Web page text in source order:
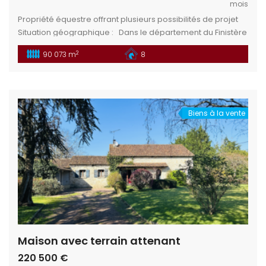
mois
Propriété équestre offrant plusieurs possibilités de projet
Situation géographique : Dans le département du Finistère
(29), en région Bretagne, France, se trouve le charmant
village de Saint-Yvi. Quimper : à environ 13 km, préfecture
90 073 m2 8
Biens à la vente
Maison avec terrain attenant
220 500 €